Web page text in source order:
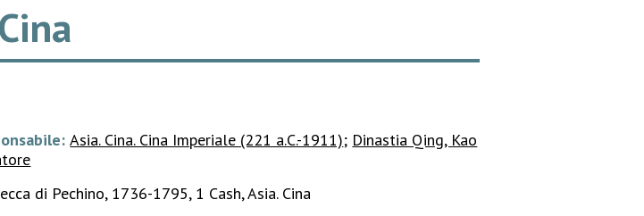
Asia. Cina. Cina Imperiale (221 a.C.-1911); Dinastia Qing, Kao
di Pechino, 1736-1795, 1 Cash, Asia. Cina